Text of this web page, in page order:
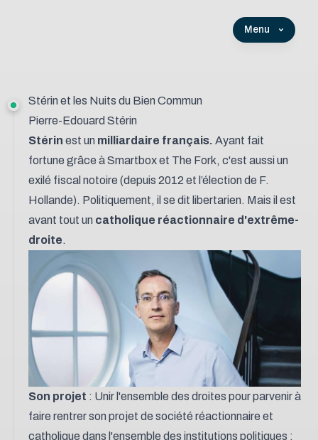
Stérin et les Nuits du Bien Commun
Pierre-Edouard Stérin
Stérin est un milliardaire français. Ayant fait
fortune grâce àSmartboxet The Fork, c'est aussi un
exilé fiscal notoire (depuis 2012 et l’élection de F.
Hollande). Politiquement, il se dit libertarien. Mais il est
avant tout un catholique réactionnaire d'extrême-
droite.
Son projet : Unir l'ensemble des droites pour parvenir à
faire rentrer son projet de société réactionnaire et
catholique dans l'ensemble des institutions politiques :
Menu